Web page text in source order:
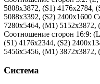
5808x3872, (S1) 4176x2784,
5088x3392, (S2) 2400x1600
7280x5464, (M1) 5152x3872,
Соотношение сторон 16:9:
(S1) 4176x2344, (S2)
5456x5456, (M1) 3872x3872,
Система